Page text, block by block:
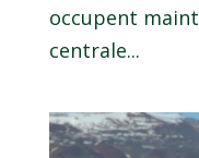
occupent
centrale...